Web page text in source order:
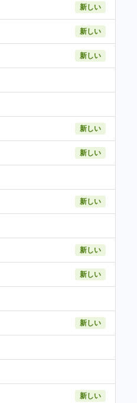
新しい
新しい
新しい
新しい
新しい
新しい
新しい
新しい
新しい
新しい